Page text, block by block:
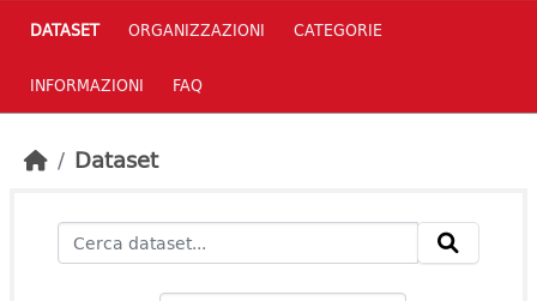
DATASET ORGANIZZAZIONI CATEGORIE
INFORMAZIONI FAQ
Dataset